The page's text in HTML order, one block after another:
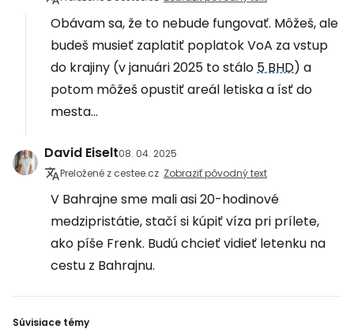
Obávam sa, že to nebude fungovať. Môžeš, ale
budeš musieť zaplatiť poplatok VoA za vstup
do krajiny (v januári 2025 to stálo5 BHD) a
potom môžeš opustiť areál letiska a ísť do
mesta...
David Eiselt08. 04. 2025
Preložené z cestee.cz Zobraziť pôvodný text
V Bahrajne sme mali asi 20-hodinové
medzipristátie, stačí si kúpiť víza pri prílete,
ako píše Frenk. Budú chcieť vidieť letenku na
cestu z Bahrajnu.
Súvisiace témy